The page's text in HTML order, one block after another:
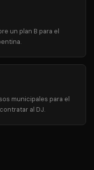
un plan B para el
municipales para el
al DJ.